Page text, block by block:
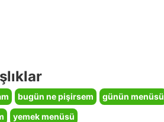
bugün ne pişirsem günün menüsü
yemek menüsü